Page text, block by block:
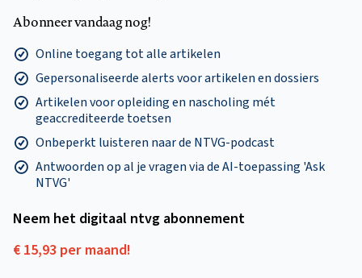
Abonneer vandaag nog!
Online toegang tot alle artikelen
Gepersonaliseerde alerts voor artikelen en dossiers
Artikelen voor opleiding en nascholing mét
geaccrediteerde toetsen
Onbeperkt luisteren naar de NTVG-podcast
Antwoorden op al je vragen via de AI-toepassing 'Ask
NTVG'
Neem het digitaal ntvg abonnement
€ 15,93 per maand!